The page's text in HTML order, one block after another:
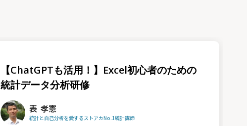
【ChatGPTも活用！】Excel初心者のための
統計データ分析研修
表 孝憲
統計と自己分析を愛するストアカNo.1統計講師